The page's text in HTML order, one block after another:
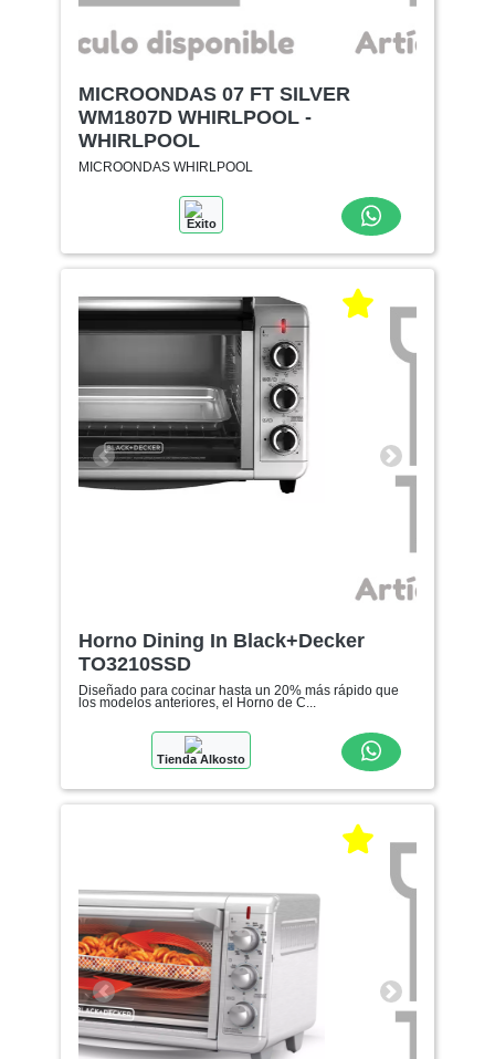
MICROONDAS 07 FT SILVER
WM1807D WHIRLPOOL -
WHIRLPOOL
MICROONDAS WHIRLPOOL
Exito
Anterior Siguiente
Horno Dining In Black+Decker
TO3210SSD
Diseñado para cocinar hasta un 20% más rápido que
los modelos anteriores, el Horno de C...
Tienda Alkosto
Anterior Siguiente